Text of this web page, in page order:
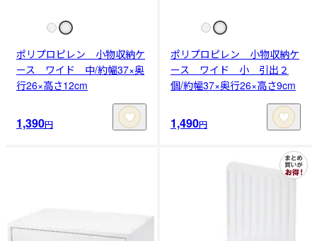
ポリプロピレン 小物収納ケ
ース ワイド 中/約幅37×奥
行26×高さ12cm
1,390円
ポリプロピレン 小物収納ケ
ース ワイド 小 引出２
個/約幅37×奥行26×高さ9cm
1,490円